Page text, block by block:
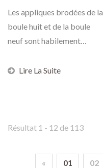
Les appliques brodées de la
boule huit et de la boule
neuf sont habilement
Lire La Suite
Résultat 1 - 12 de 113
« 01 02